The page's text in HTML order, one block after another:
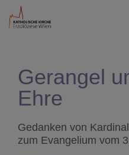
Gerangel
Ehre
Gedanken von
zum Evangelium vom